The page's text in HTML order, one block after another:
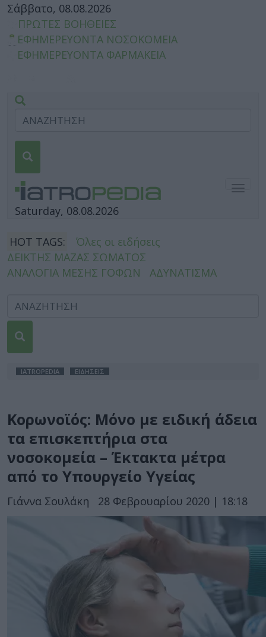
Σάββατο, 08.08.2026
ΠΡΩΤΕΣ ΒΟΗΘΕΙΕΣ
ΕΦΗΜΕΡΕΥΟΝΤΑ ΝΟΣΟΚΟΜΕΙΑ
ΕΦΗΜΕΡΕΥΟΝΤΑ ΦΑΡΜΑΚΕΙΑ
Saturday, 08.08.2026
HOT TAGS:
Όλες οι ειδήσεις
ΔΕΙΚΤΗΣ ΜΑΖΑΣ ΣΩΜΑΤΟΣ
ΑΝΑΛΟΓΙΑ ΜΕΣΗΣ ΓΟΦΩΝ
ΑΔΥΝΑΤΙΣΜΑ
IATROPEDIA ΕΙΔΗΣΕΙΣ
Κορωνοϊός: Μόνο με ειδική άδεια
τα επισκεπτήρια στα
νοσοκομεία – Έκτακτα μέτρα
από το Υπουργείο Υγείας
Γιάννα Σουλάκη 28 Φεβρουαρίου 2020 | 18:18